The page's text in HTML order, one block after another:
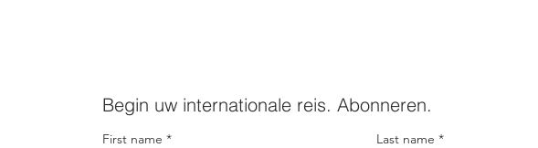
Begin uw internationale reis. Abonneren.
First name Last name